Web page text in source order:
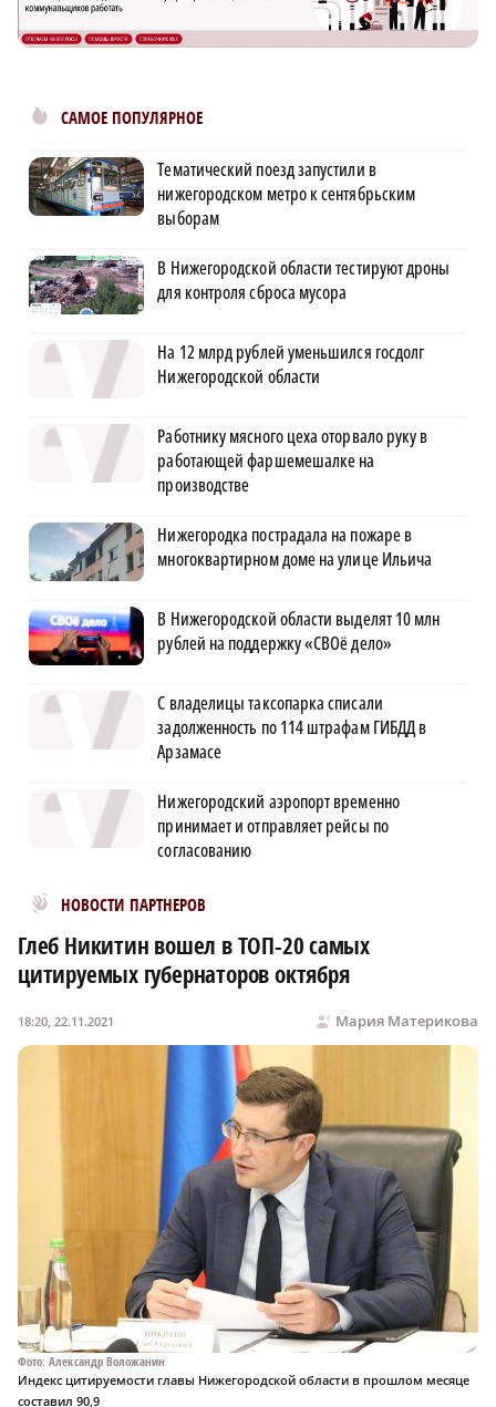
САМОЕ ПОПУЛЯРНОЕ
Тематический поезд запустили в
нижегородском метро к сентябрьским
выборам
В Нижегородской области тестируют дроны
для контроля сброса мусора
На 12 млрд рублей уменьшился госдолг
Нижегородской области
Работнику мясного цеха оторвало руку в
работающей фаршемешалке на
производстве
Нижегородка пострадала на пожаре в
многоквартирном доме на улице Ильича
В Нижегородской области выделят 10 млн
рублей на поддержку «СВОё дело»
С владелицы таксопарка списали
задолженность по 114 штрафам ГИБДД в
Арзамасе
Нижегородский аэропорт временно
принимает и отправляет рейсы по
согласованию
НОВОСТИ ПАРТНЕРОВ
Новости МирТесен
Глеб Никитин вошел в ТОП-20 самых
цитируемых губернаторов октября
Мария Материкова
18:20, 22.11.2021
Фото: Александр Воложанин
Индекс цитируемости главы Нижегородской области в прошлом месяце
составил 90,9